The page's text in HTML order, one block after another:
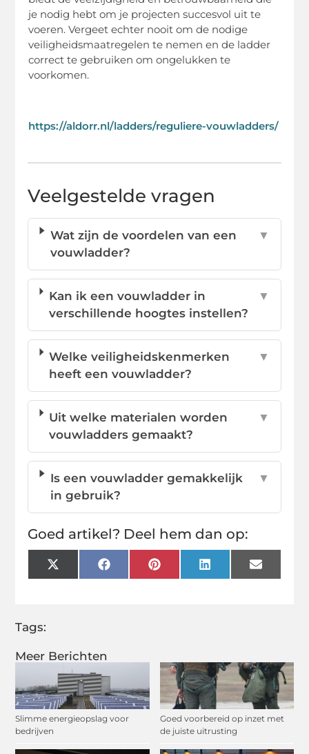
Meer Berichten
Slimme energieopslag voor
bedrijven
Goed voorbereid op inzet met
de juiste uitrusting
je nodig hebt om je projecten succesvol uit te
voeren. Vergeet echter nooit om de nodige
veiligheidsmaatregelen te nemen en de ladder
correct te gebruiken om ongelukken te
voorkomen.
https://aldorr.nl/ladders/reguliere-vouwladders/
Veelgestelde vragen
Wat zijn de voordelen van een
vouwladder?
▼
Kan ik een vouwladder in
verschillende hoogtes instellen?
▼
Welke veiligheidskenmerken
heeft een vouwladder?
▼
Uit welke materialen worden
vouwladders gemaakt?
▼
Is een vouwladder gemakkelijk
in gebruik?
▼
Goed artikel? Deel hem dan op:
X
(Twitter)
FacebookPinterestLinkedInEmail
Tags: